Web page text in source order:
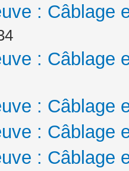
: Câblage
: Câblage
: Câblage
: Câblage
: Câblage